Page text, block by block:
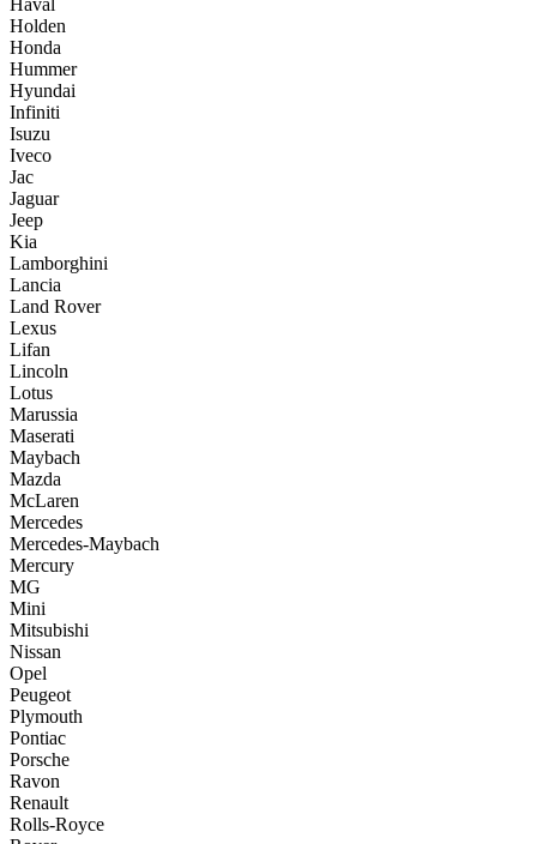
Holden
Honda
Hummer
Hyundai
Infiniti
Isuzu
Iveco
Jac
Jaguar
Jeep
Kia
Lamborghini
Lancia
Land Rover
Lexus
Lifan
Lincoln
Lotus
Marussia
Maserati
Maybach
Mazda
McLaren
Mercedes
Mercedes-Maybach
Mercury
MG
Mini
Mitsubishi
Nissan
Opel
Peugeot
Plymouth
Pontiac
Porsche
Ravon
Renault
Rolls-Royce